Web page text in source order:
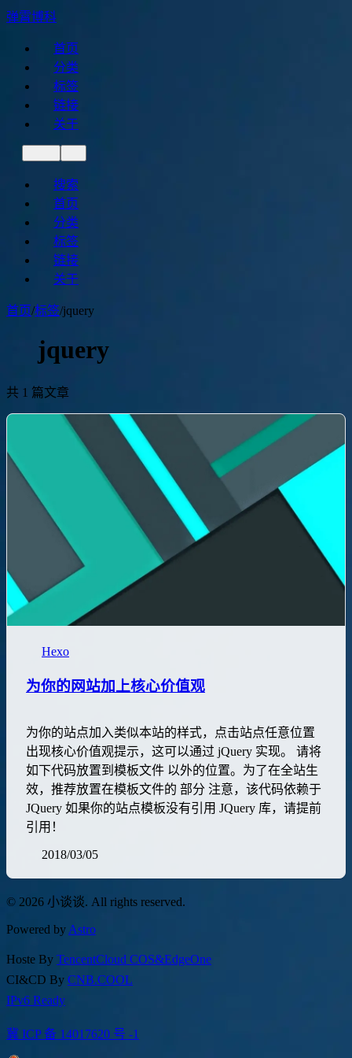
弹霄博科
首页
分类
标签
链接
关于
搜索
首页
分类
标签
链接
关于
首页/标签/jquery
jquery
共 1 篇文章
Hexo
为你的网站加上核心价值观
为你的站点加入类似本站的样式，点击站点任意位置
出现核心价值观提示，这可以通过 jQuery 实现。 请将
如下代码放置到模板文件 以外的位置。为了在全站生
效，推荐放置在模板文件的 部分 注意，该代码依赖于
JQuery 如果你的站点模板没有引用 JQuery 库，请提前
引用！
2018/03/05
© 2026 小谈谈. All rights reserved.
Powered by Astro
Hoste By TencentCloud COS&EdgeOne
CI&CD By CNB.COOL
IPv6 Ready
冀 ICP 备 14017620 号 -1